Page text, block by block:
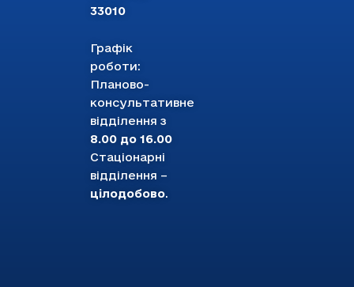
33010
Графік
роботи:
Планово-
консультативне
відділення з
8.00 до 16.00
Стаціонарні
відділення –
цілодобово.